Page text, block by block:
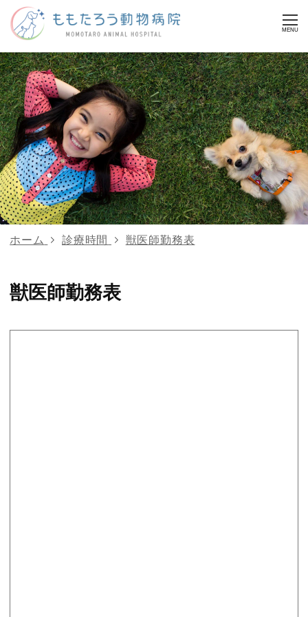
MENU
ホーム 診療時間 獣医師勤務表
獣医師勤務表